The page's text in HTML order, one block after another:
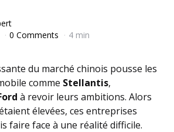
0 Comments 4 min
du marché chinois pousse les
comme Stellantis,
à revoir leurs ambitions. Alors
élevées, ces entreprises
faire face à une réalité difficile.